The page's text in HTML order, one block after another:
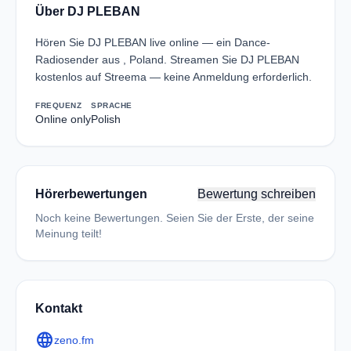
Über DJ PLEBAN
Hören Sie DJ PLEBAN live online — ein Dance-
Radiosender aus , Poland. Streamen Sie DJ PLEBAN
kostenlos auf Streema — keine Anmeldung erforderlich.
FREQUENZ
Online only
SPRACHE
Polish
Hörerbewertungen Bewertung schreiben
Noch keine Bewertungen. Seien Sie der Erste, der seine
Meinung teilt!
Kontakt
languagezeno.fm